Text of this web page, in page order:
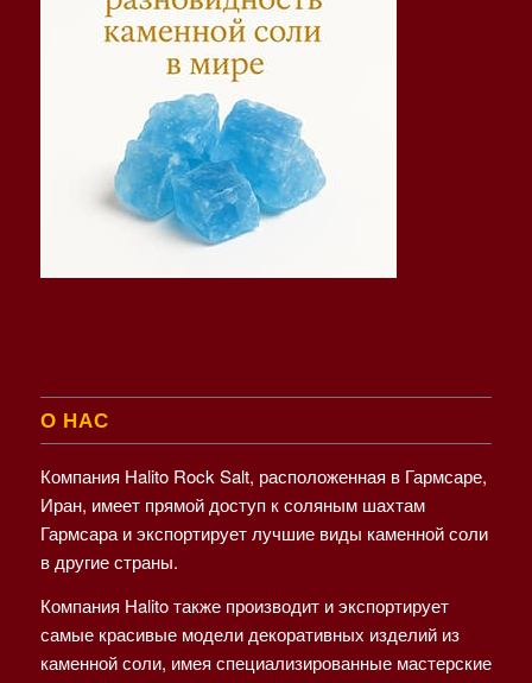
О НАС
Компания Halito Rock Salt, расположенная в Гармсаре,
Иран, имеет прямой доступ к соляным шахтам
Гармсара и экспортирует лучшие виды каменной соли
в другие страны.
Компания Halito также производит и экспортирует
самые красивые модели декоративных изделий из
каменной соли, имея специализированные мастерские